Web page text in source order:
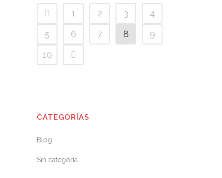
1 2 3
4
5
6 7 8
9
10
CATEGORÍAS
Blog
Sin categoría